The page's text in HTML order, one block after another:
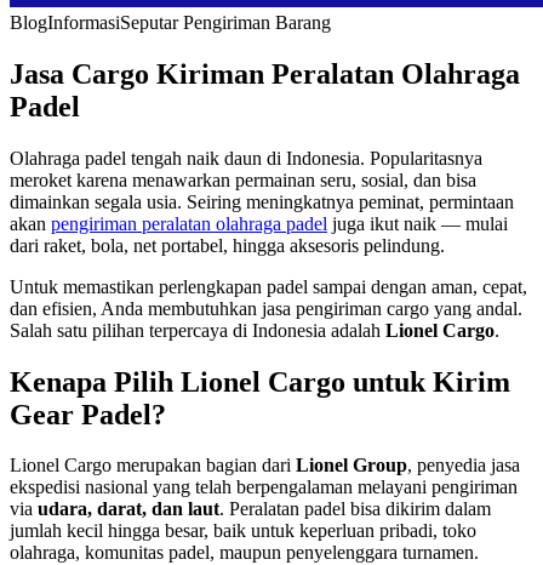
BlogInformasiSeputar Pengiriman Barang
Jasa Cargo Kiriman Peralatan Olahraga
Padel
Olahraga padel tengah naik daun di Indonesia. Popularitasnya
meroket karena menawarkan permainan seru, sosial, dan bisa
dimainkan segala usia. Seiring meningkatnya peminat, permintaan
akan pengiriman peralatan olahraga padel juga ikut naik — mulai
dari raket, bola, net portabel, hingga aksesoris pelindung.
Untuk memastikan perlengkapan padel sampai dengan aman, cepat,
dan efisien, Anda membutuhkan jasa pengiriman cargo yang andal.
Salah satu pilihan terpercaya di Indonesia adalah Lionel Cargo.
Kenapa Pilih Lionel Cargo untuk Kirim
Gear Padel?
Lionel Cargo merupakan bagian dari Lionel Group, penyedia jasa
ekspedisi nasional yang telah berpengalaman melayani pengiriman
via udara, darat, dan laut. Peralatan padel bisa dikirim dalam
jumlah kecil hingga besar, baik untuk keperluan pribadi, toko
olahraga, komunitas padel, maupun penyelenggara turnamen.